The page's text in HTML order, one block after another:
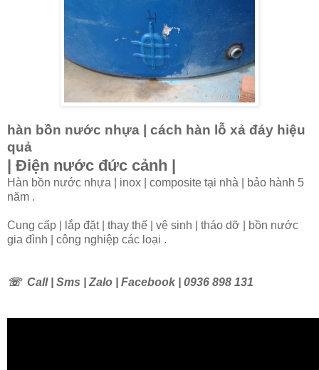
hàn bồn nước nhựa | cách hàn lỗ xả đáy hiệu
quả
| Điện nước đức cảnh |
Hàn bồn nước nhựa | inox | composite tại nhà | bảo hành 5
năm .
Cung cấp | lắp đặt | thay thế | vệ sinh | tháo dỡ | bồn nước
gia đình | công nghiệp các loại .
☏ Call | Sms | Zalo | Facebook | 0936 898 131